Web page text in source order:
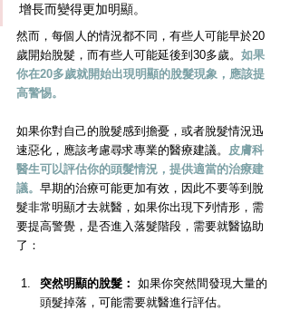
增長而變得更加明顯。
然而，每個人的情況都不同，有些人可能早於20
歲開始脫髮，而有些人可能延後到30多歲。 如果
你在20多歲就開始出現明顯的脫髮現象，應該提
高警惕。
如果你對自己的脫髮感到擔憂，或者脫髮情況迅
速惡化，應該考慮尋求專業的醫療建議。
皮膚科
醫生可以評估你的頭髮情況，提供適當的治療建
議。 早期的治療可能更加有效，因此不要等到脫
髮非常明顯才去就醫，如果你出現下列情形，需
要提高警覺，是否進入落髮階段，需要就醫協助
了：
突然明顯的脫髮： 如果你突然間發現大量的
頭髮掉落，可能需要就醫進行評估。